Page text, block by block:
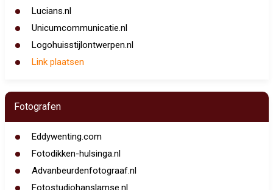
Lucians.nl
Unicumcommunicatie.nl
Logohuisstijlontwerpen.nl
Link plaatsen
Fotografen
Eddywenting.com
Fotodikken-hulsinga.nl
Advanbeurdenfotograaf.nl
Fotostudiohanslamse.nl